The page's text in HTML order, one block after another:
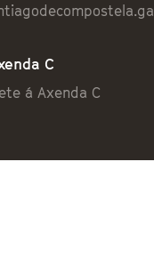
C
á Axenda C